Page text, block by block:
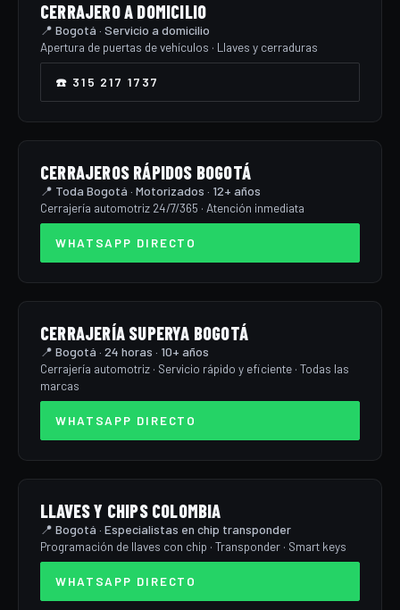
CERRAJERO A DOMICILIO
📍 Bogotá · Servicio a domicilio
Apertura de puertas de vehículos · Llaves y cerraduras
☎️ 315 217 1737
CERRAJEROS RÁPIDOS BOGOTÁ
📍 Toda Bogotá · Motorizados · 12+ años
Cerrajería automotriz 24/7/365 · Atención inmediata
WHATSAPP DIRECTO
CERRAJERÍA SUPERYA BOGOTÁ
📍 Bogotá · 24 horas · 10+ años
Cerrajería automotriz · Servicio rápido y eficiente · Todas las
marcas
WHATSAPP DIRECTO
LLAVES Y CHIPS COLOMBIA
📍 Bogotá · Especialistas en chip transponder
Programación de llaves con chip · Transponder · Smart keys
WHATSAPP DIRECTO